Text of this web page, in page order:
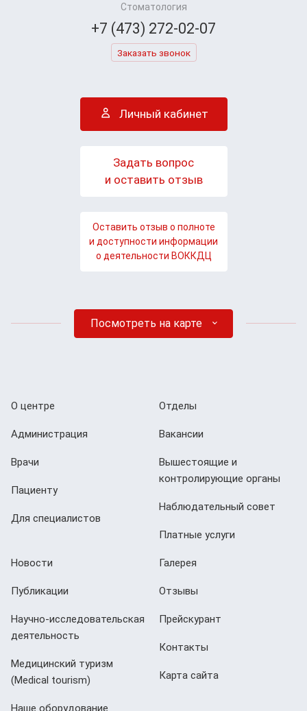
Стоматология
+7 (473) 272-02-07
Заказать звонок
Личный кабинет
Задать вопрос
и оставить отзыв
Оставить отзыв о полноте
и доступности информации
о деятельности ВОККДЦ
Посмотреть на карте
О центре
Администрация
Врачи
Пациенту
Для специалистов
Отделы
Вакансии
Вышестоящие и
контролирующие органы
Наблюдательный совет
Платные услуги
Новости
Публикации
Научно-исследовательская
деятельность
Медицинский туризм
(Мedical tourism)
Наше оборудование
Галерея
Отзывы
Прейскурант
Контакты
Карта сайта